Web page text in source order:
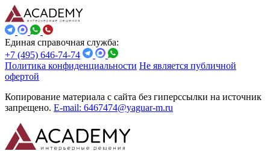
Единая справочная служба:
+7 (495) 646-74-74
Политика конфиденциальности Не является публичной
офертой
Копирование материала с сайта без гиперссылки на источник
запрещено. E-mail: 6467474@yaguar-m.ru